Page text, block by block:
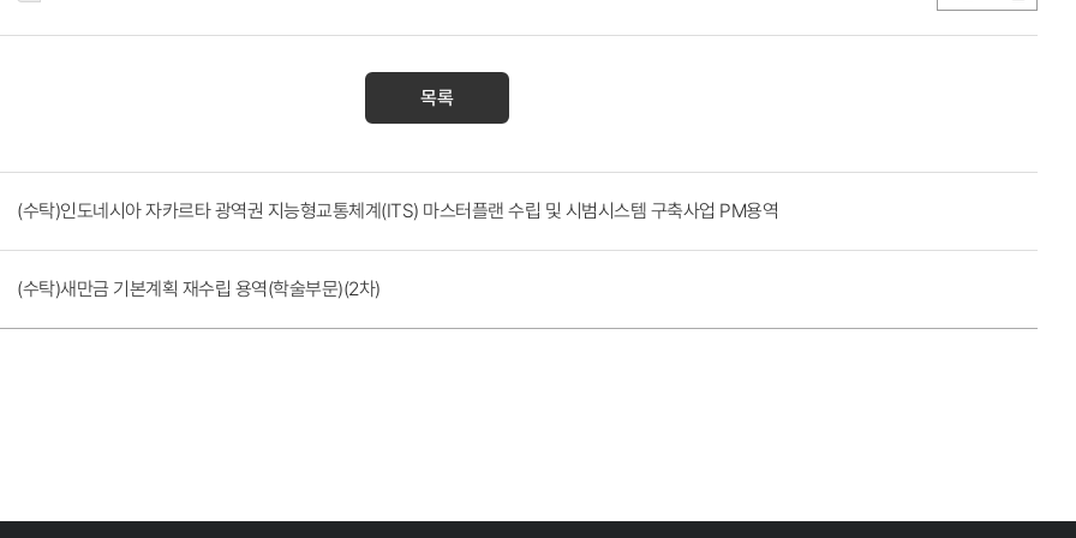
목록
(수탁)인도네시아 자카르타 광역권 지능형교통체계(ITS) 마스터플랜 수립 및 시범시스템 구축사업 PM용역
(수탁)새만금 기본계획 재수립 용역(학술부문)(2차)